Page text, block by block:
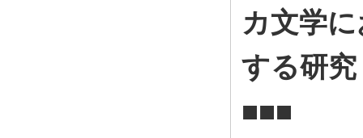
カ文学
する研究
■■■